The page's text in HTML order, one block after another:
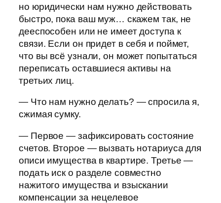
но юридически нам нужно действовать
быстро, пока ваш муж… скажем так, не
дееспособен или не имеет доступа к
связи. Если он придет в себя и поймет,
что вы всё узнали, он может попытаться
переписать оставшиеся активы на
третьих лиц.
— Что нам нужно делать? — спросила я,
сжимая сумку.
— Первое — зафиксировать состояние
счетов. Второе — вызвать нотариуса для
описи имущества в квартире. Третье —
подать иск о разделе совместно
нажитого имущества и взыскании
компенсации за нецелевое